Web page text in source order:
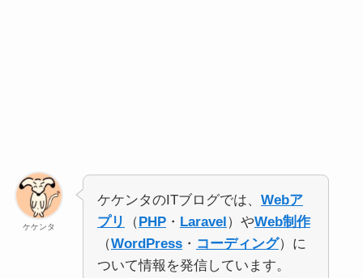
ケケンタ
ケケンタのITブログでは、 Webア
プリ
（PHP・ Laravel）やWeb制作
（WordPress・ コーディング）に
ついて情報を発信しています。